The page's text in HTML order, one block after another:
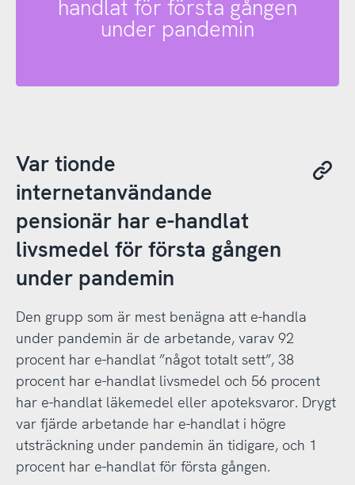
handlat för första gången
under pandemin
Var tionde
internetanvändande
pensionär har e-handlat
livsmedel för första gången
under pandemin
Den grupp som är mest benägna att e-handla
under pandemin är de arbetande, varav 92
procent har e-handlat ”något totalt sett”, 38
procent har e-handlat livsmedel och 56 procent
har e-handlat läkemedel eller apoteksvaror. Drygt
var fjärde arbetande har e-handlat i högre
utsträckning under pandemin än tidigare, och 1
procent har e-handlat för första gången.